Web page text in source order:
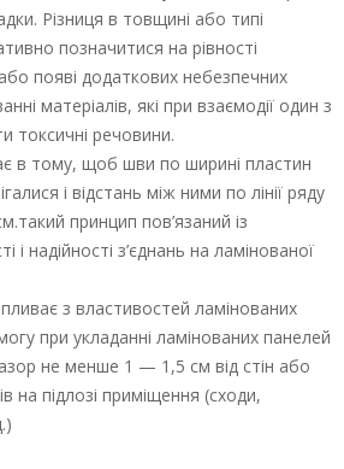
Різниця в товщині або типі
позначитися на рівності
появі додаткових небезпечних
матеріалів, які при взаємодії один з
токсичні речовини.
в тому, щоб шви по ширині пластин
і відстань між ними по лінії ряду
принцип пов’язаний із
і надійності з’єднань на ламінованої
з властивостей ламінованих
при укладанні ламінованих панелей
не менше 1 — 1,5 см від стін або
на підлозі приміщення (сходи,